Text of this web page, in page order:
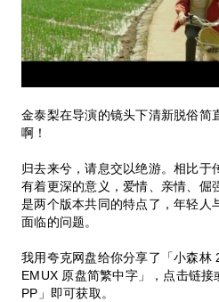
金泰梨在导演的镜头下清新脱俗简
啊！
归去来兮，请息交以绝游。相比于
有着更深的意义，爱情、亲情、倔
是两个版本共同的特点了，年轻人
面临的问题。
我用夸克网盘给你分享了「小森
EMUX 原盘简繁中字」，点击链
PP」即可获取。